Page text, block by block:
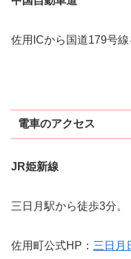
佐用ICから国道179号線
電車のアクセス
JR姫新線
三日月駅から徒歩3分。
佐用町公式HP： 三日月